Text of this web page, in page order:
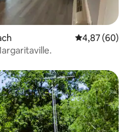
4,87 de uma
4,87 (60)
hóspedes